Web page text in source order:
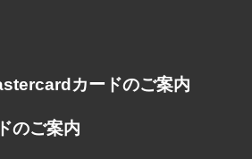
カードのご案内
のご案内